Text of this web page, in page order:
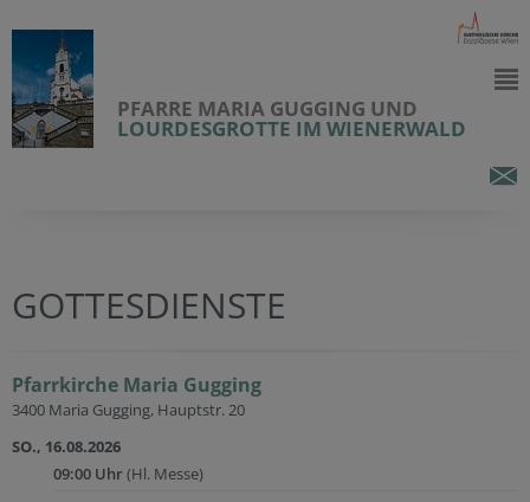
PFARRE MARIA GUGGING UND
LOURDESGROTTE IM WIENERWALD
GOTTESDIENSTE
Pfarrkirche Maria Gugging
3400 Maria Gugging, Hauptstr. 20
SO., 16.08.2026
09:00 Uhr(Hl. Messe)